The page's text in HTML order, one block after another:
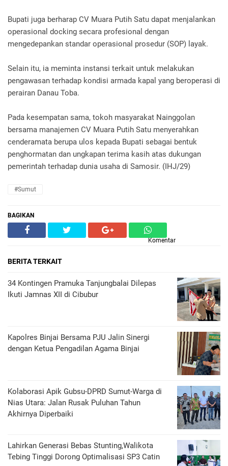
Bupati juga berharap CV Muara Putih Satu dapat menjalankan
operasional docking secara profesional dengan
mengedepankan standar operasional prosedur (SOP) layak.
Selain itu, ia meminta instansi terkait untuk melakukan
pengawasan terhadap kondisi armada kapal yang beroperasi di
perairan Danau Toba.
Pada kesempatan sama, tokoh masyarakat Nainggolan
bersama manajemen CV Muara Putih Satu menyerahkan
cenderamata berupa ulos kepada Bupati sebagai bentuk
penghormatan dan ungkapan terima kasih atas dukungan
pemerintah terhadap dunia usaha di Samosir. (IHJ/29)
#Sumut
BAGIKAN
Komentar
BERITA TERKAIT
34 Kontingen Pramuka Tanjungbalai Dilepas
Ikuti Jamnas XII di Cibubur
Kapolres Binjai Bersama PJU Jalin Sinergi
dengan Ketua Pengadilan Agama Binjai
Kolaborasi Apik Gubsu-DPRD Sumut-Warga di
Nias Utara: Jalan Rusak Puluhan Tahun
Akhirnya Diperbaiki
Lahirkan Generasi Bebas Stunting,Walikota
Tebing Tinggi Dorong Optimalisasi SP3 Catin